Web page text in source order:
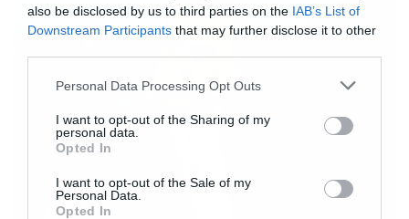
also be disclosed by us to third parties on the IAB’s List of
Downstream Participants that may further disclose it to other
Personal Data Processing Opt Outs
I want to opt-out of the Sharing of my
personal data.
Opted In
I want to opt-out of the Sale of my
Personal Data.
Opted In